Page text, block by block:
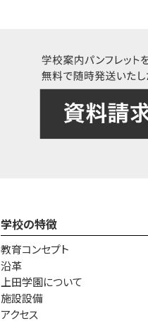
学校の特徴
教育コンセプト
沿革
上田学園について
施設設備
アクセス